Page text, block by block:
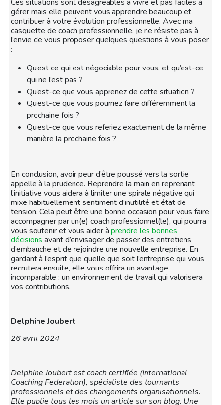
Ces situations sont désagréables à vivre et pas faciles à
gérer mais elle peuvent vous apprendre beaucoup et
contribuer à votre évolution professionnelle. Avec ma
casquette de coach professionnelle, je ne résiste pas à
l’envie de vous proposer quelques questions à vous poser
:
Qu’est ce qui est négociable pour vous, et qu’est-ce
qui ne l’est pas ?
Qu’est-ce que vous apprenez de cette situation ?
Qu’est-ce que vous pourriez faire différemment la
prochaine fois ?
Qu’est-ce que vous referiez exactement de la même
manière la prochaine fois ?
En conclusion, avoir peur d’être poussé vers la sortie
appelle à la prudence. Reprendre la main en reprenant
l’initiative vous aidera à limiter une spirale négative qui
mixe habituellement sentiment d’inutilité et état de
tension. Cela peut être une bonne occasion pour vous faire
accompagner par un(e) coach professionnel(le), qui pourra
vous soutenir et vous aider à prendre les bonnes
décisions avant d’envisager de passer des entretiens
d’embauche et de rejoindre une nouvelle entreprise. En
gardant à l’esprit que quelle que soit l’entreprise qui vous
recrutera ensuite, elle vous offrira un avantage
incomparable : un environnement de travail qui valorisera
vos contributions.
Delphine Joubert
26 avril 2024
Delphine Joubert est coach certifiée (International
Coaching Federation), spécialiste des tournants
professionnels et des changements organisationnels.
Elle publie tous les mois un article sur son blog. Une